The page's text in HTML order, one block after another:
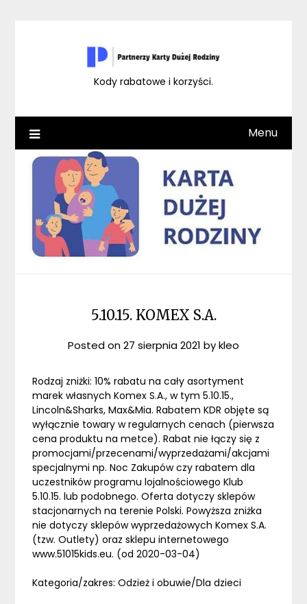
Kody rabatowe i korzyści.
Menu
5.10.15. KOMEX S.A.
Posted on27 sierpnia 2021 bykleo
Rodzaj zniżki: 10% rabatu na cały asortyment
marek własnych Komex S.A., w tym 5.10.15.,
Lincoln&Sharks, Max&Mia. Rabatem KDR objęte są
wyłącznie towary w regularnych cenach (pierwsza
cena produktu na metce). Rabat nie łączy się z
promocjami/przecenami/wyprzedażami/akcjami
specjalnymi np. Noc Zakupów czy rabatem dla
uczestników programu lojalnościowego Klub
5.10.15. lub podobnego. Oferta dotyczy sklepów
stacjonarnych na terenie Polski. Powyższa zniżka
nie dotyczy sklepów wyprzedażowych Komex S.A.
(tzw. Outlety) oraz sklepu internetowego
www.51015kids.eu. (od 2020-03-04)
Kategoria/zakres: Odzież i obuwie/Dla dzieci